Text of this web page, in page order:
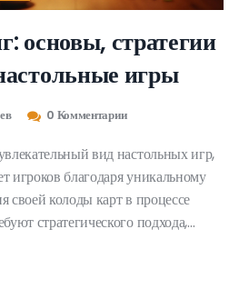
основы, стратегии
игры
0 Комментарии
вид настольных игр,
игроков благодаря уникальному
своей колоды карт в процессе
стратегического подхода,
основные принципы